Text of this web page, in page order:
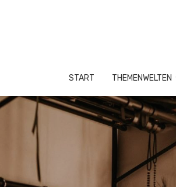
START THEMENWELTEN